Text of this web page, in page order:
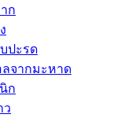
ก
ปะรด
ลจากมะหาด
ก
ว